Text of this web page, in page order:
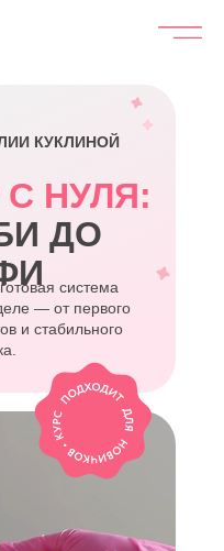
НУЛЯ:
ДО
система
— от первого
и стабильного
КУКЛИНОЙ